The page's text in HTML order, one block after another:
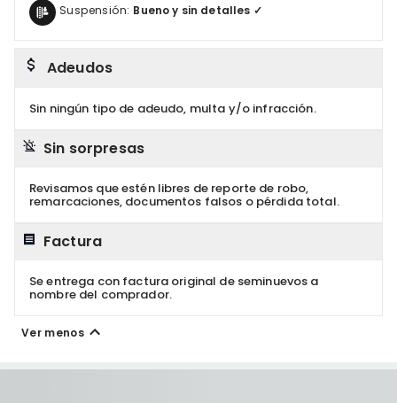
Suspensión: Bueno y sin detalles ✓
Adeudos
Sin ningún tipo de adeudo, multa y/o infracción.
Sin sorpresas
Revisamos que estén libres de reporte de robo,
remarcaciones, documentos falsos o pérdida total.
Factura
Se entrega con factura original de seminuevos a
nombre del comprador.
Ver menos